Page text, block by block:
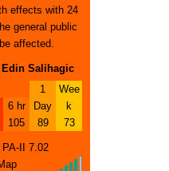
effects with 24
general public
affected.
Salihagic
6 hr
105
1
Day
89
Wee
k
73
PA-II
7.02